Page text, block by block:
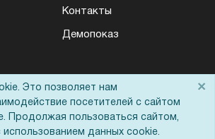
Контакты
Демопоказ
Это позволяет нам
посетителей с сайтом
Продолжая пользоваться сайтом,
данных cookie.
×